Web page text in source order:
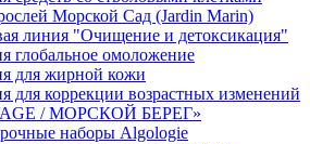
Морской Сад (Jardin Marin)
линия "Очищение и детоксикация"
глобальное омоложение
для жирной кожи
для коррекции возрастных изменений
/ МОРСКОЙ БЕРЕГ»
наборы Algologie